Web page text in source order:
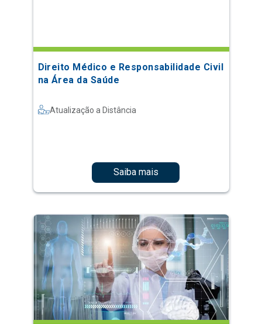
Direito Médico e Responsabilidade Civil
na Área da Saúde
Atualização a Distância
Saiba mais